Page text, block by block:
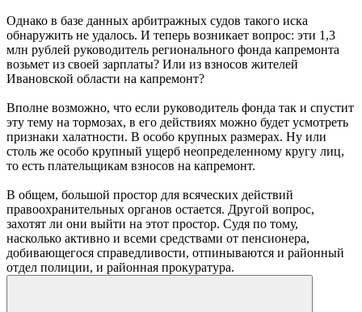
Однако в базе данных арбитражных судов такого иска
обнаружить не удалось. И теперь возникает вопрос: эти 1,3
млн рублей руководитель регионального фонда капремонта
возьмет из своей зарплаты? Или из взносов жителей
Ивановской области на капремонт?
Вполне возможно, что если руководитель фонда так и спустит
эту тему на тормозах, в его действиях можно будет усмотреть
признаки халатности. В особо крупных размерах. Ну или
столь же особо крупный ущерб неопределенному кругу лиц,
то есть плательщикам взносов на капремонт.
В общем, большой простор для всяческих действий
правоохранительных органов остается. Другой вопрос,
захотят ли они выйти на этот простор. Судя по тому,
насколько активно и всеми средствами от пенсионера,
добивающегося справедливости, отпинываются и районный
отдел полиции, и районная прокуратура.